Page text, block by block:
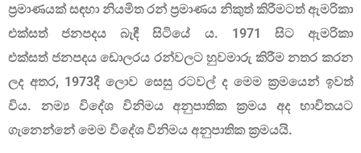
ප‍්‍රමාණයක් සඳහා නියමිත රන් ප‍්‍රමාණය නිකුත්කිරීමටත් ඇමරිකා
එක්සත් ජනපදය බැඳී සිටියේ ය. 1971 සිට ඇමරිකා
එක්සත් ජනපදය ඩොලරය රන්වලට හුවමාරු කිරීම නතර කරන
ලද අතර, 1973දී ලොව සෙසු රටවල් ද මෙම ක‍්‍රමයෙන් ඉවත්
විය. නම්‍ය විදේශ විනිමය අනුපාතික ක‍්‍රමයඅද භාවිතයට
ගැනෙන්නේ මෙම විදේශ විනිමය අනුපාතික ක‍්‍රමයයි.